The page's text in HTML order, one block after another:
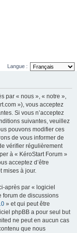
Langue :
par « nous », « notre »,
»), vous acceptez
Si vous n’acceptez
suivantes, veuillez
pouvons modifier ces
de vous informer de
vérifier régulièrement
à « KéroStart Forum »
acceptez d’être
mises à jour.
après par « logiciel
forum de discussions
» et qui peut être
phpBB a pour seul but
ne peut en aucun cas
que nous